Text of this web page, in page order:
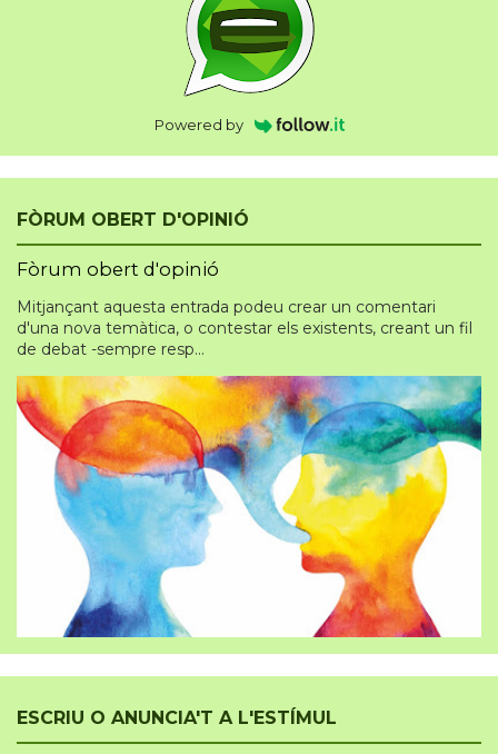
Powered by
FÒRUM OBERT D'OPINIÓ
Fòrum obert d'opinió
Mitjançant aquesta entrada podeu crear un comentari
d'una nova temàtica, o contestar els existents, creant un fil
de debat -sempre resp...
ESCRIU O ANUNCIA'T A L'ESTÍMUL